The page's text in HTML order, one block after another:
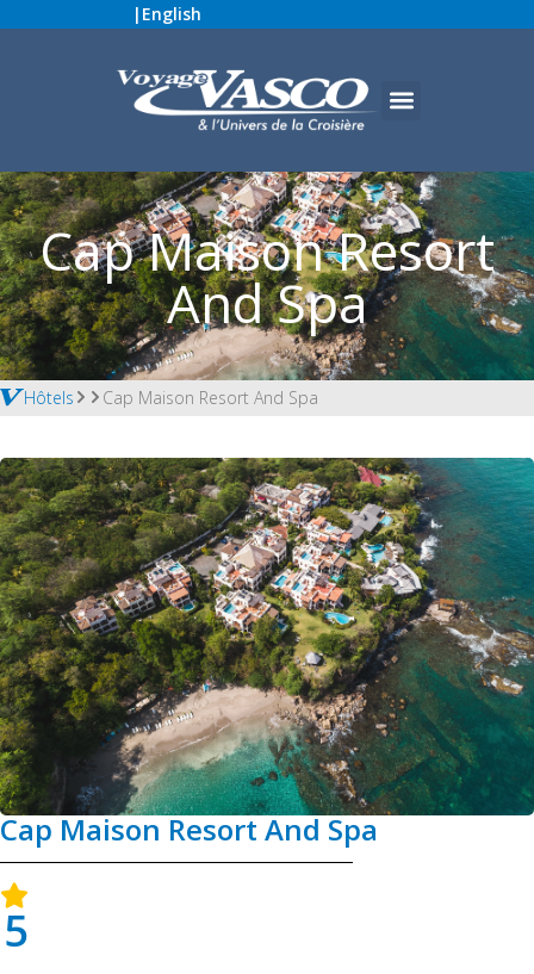
| English
Cap Maison Resort
And Spa
Hôtels Cap Maison Resort And Spa
Cap Maison Resort And Spa
5